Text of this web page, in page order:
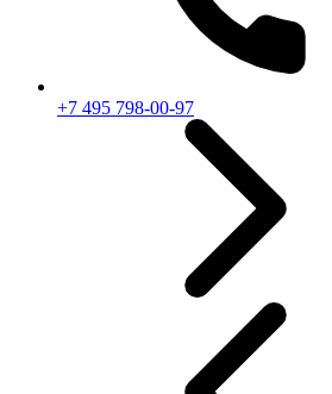
+7 495 798-00-97